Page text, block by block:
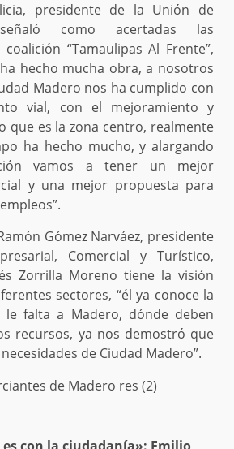
presidente de la Unión de
señaló como acertadas las
“Tamaulipas Al Frente”,
hecho mucha obra, a nosotros
Madero nos ha cumplido con
vial, con el mejoramiento y
que es la zona centro, realmente
ha hecho mucho, y alargando
vamos a tener un mejor
y una mejor propuesta para
Gómez Narváez, presidente
Comercial y Turístico,
Zorrilla Moreno tiene la visión
sectores, “él ya conoce la
falta a Madero, dónde deben
recursos, ya nos demostró que
de Ciudad Madero”.